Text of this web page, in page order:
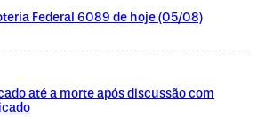
Federal 6089 de hoje (05/08)
até a morte após discussão com